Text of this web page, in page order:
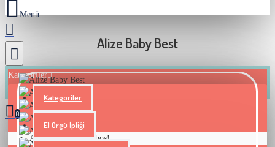
Kategoriler
Kategoriler
El Örgü İpliği
0
Alışveriş sepetiniz boş!
Alize Baby Best